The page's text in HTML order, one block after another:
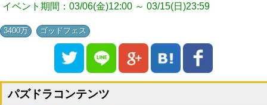
イベント期間：03/06(金)12:00 ～ 03/15(日)23:59
3400万 ゴッドフェス
パズドラコンテンツ